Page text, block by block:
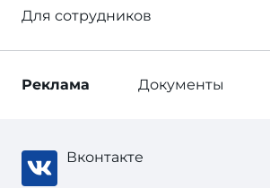
Для сотрудников
Реклама Документы
Вконтакте